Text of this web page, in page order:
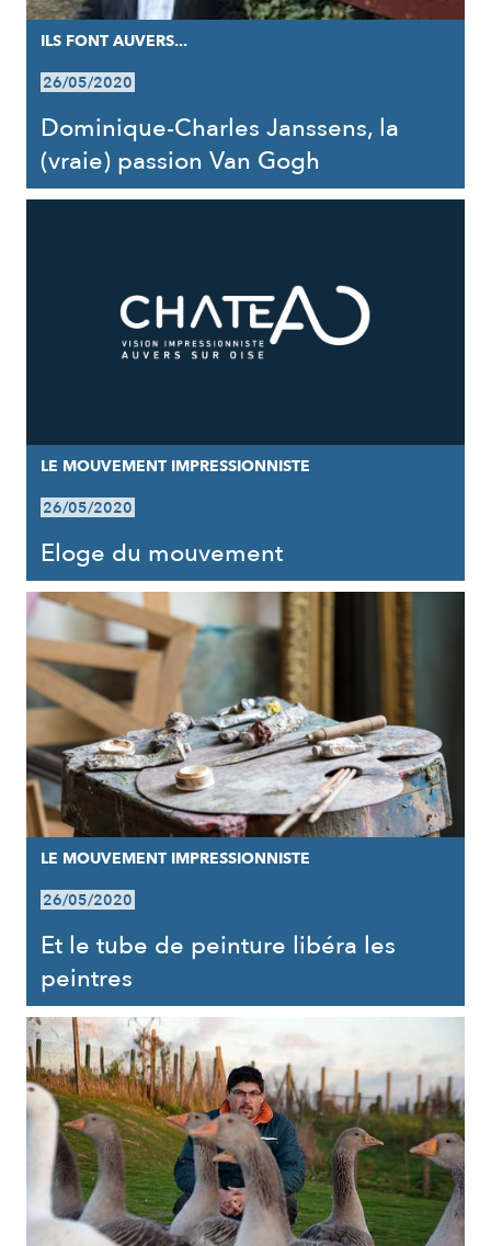
ILS FONT AUVERS...
26/05/2020
Dominique-Charles Janssens, la
(vraie) passion Van Gogh
LE MOUVEMENT IMPRESSIONNISTE
26/05/2020
Eloge du mouvement
LE MOUVEMENT IMPRESSIONNISTE
26/05/2020
Et le tube de peinture libéra les
peintres